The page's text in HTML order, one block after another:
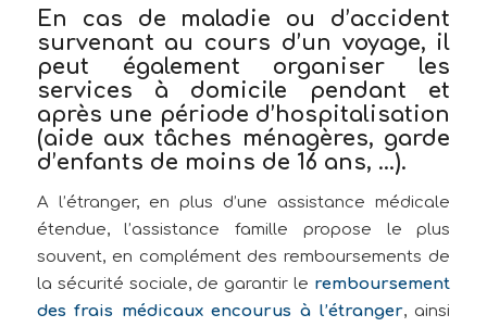
En cas de maladie ou d’accident
survenant au cours d’un voyage, il
peut également organiser les
services à domicile pendant et
après une période d’hospitalisation
(aide aux tâches ménagères, garde
d’enfants de moins de 16 ans, …).
A l’étranger, en plus d’une assistance médicale
étendue, l’assistance famille propose le plus
souvent, en complément des remboursements de
la sécurité sociale, de garantir le remboursement
des frais médicaux encourus à l’étranger, ainsi